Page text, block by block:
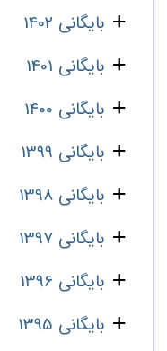
بایگانی 1402
بایگانی 1401
بایگانی 1400
بایگانی 1399
بایگانی 1398
بایگانی 1397
بایگانی 1396
بایگانی 1395